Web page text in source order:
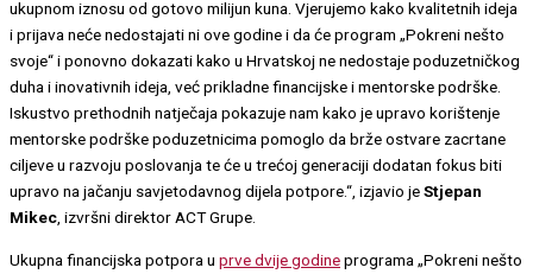
ukupnom iznosu od gotovo milijun kuna. Vjerujemo kako kvalitetnih ideja
i prijava neće nedostajati ni ove godine i da će program „Pokreni nešto
svoje“ i ponovno dokazati kako u Hrvatskoj ne nedostaje poduzetničkog
duha i inovativnih ideja, već prikladne financijske i mentorske podrške.
Iskustvo prethodnih natječaja pokazuje nam kako je upravo korištenje
mentorske podrške poduzetnicima pomoglo da brže ostvare zacrtane
ciljeve u razvoju poslovanja te će u trećoj generaciji dodatan fokus biti
upravo na jačanju savjetodavnog dijela potpore.“, izjavio jeStjepan
Mikec , izvršni direktor ACT Grupe.
Ukupna financijska potpora u prve dvije godineprograma „Pokreni nešto